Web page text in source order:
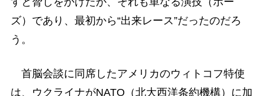
ズ）であり、最初から“出来レース”だったのだろ
う。
首脳会談に同席したアメリカのウィトコフ特使
は、ウクライナがNATO（北大西洋条約機構）に加